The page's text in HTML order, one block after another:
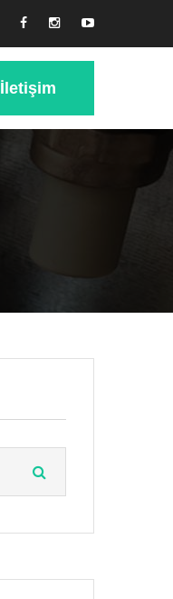
İletişim